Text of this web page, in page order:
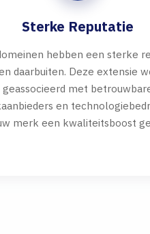
Sterke Reputatie
hebben een sterke
daarbuiten. Deze extensie
geassocieerd met
en
merk een kwaliteitsboost